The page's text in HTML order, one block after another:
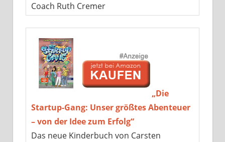
Coach Ruth Cremer
„Die
Startup-Gang: Unser größtes Abenteuer
– von der Idee zum Erfolg“
Das neue Kinderbuch von Carsten